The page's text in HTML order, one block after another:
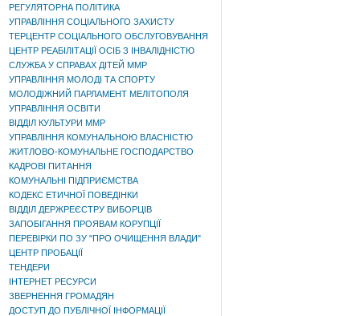
РЕГУЛЯТОРНА ПОЛІТИКА
УПРАВЛІННЯ СОЦІАЛЬНОГО ЗАХИСТУ
ТЕРЦЕНТР СОЦІАЛЬНОГО ОБСЛУГОВУВАННЯ
ЦЕНТР РЕАБІЛІТАЦІЇ ОСІБ З ІНВАЛІДНІСТЮ
СЛУЖБА У СПРАВАХ ДІТЕЙ ММР
УПРАВЛІННЯ МОЛОДІ ТА СПОРТУ
МОЛОДІЖНИЙ ПАРЛАМЕНТ МЕЛІТОПОЛЯ
УПРАВЛІННЯ ОСВІТИ
ВІДДІЛ КУЛЬТУРИ ММР
УПРАВЛІННЯ КОМУНАЛЬНОЮ ВЛАСНІСТЮ
ЖИТЛОВО-КОМУНАЛЬНЕ ГОСПОДАРСТВО
КАДРОВІ ПИТАННЯ
КОМУНАЛЬНІ ПІДПРИЄМСТВА
КОДЕКС ЕТИЧНОЇ ПОВЕДІНКИ
ВІДДІЛ ДЕРЖРЕЄСТРУ ВИБОРЦІВ
ЗАПОБІГАННЯ ПРОЯВАМ КОРУПЦІЇ
ПЕРЕВІРКИ ПО ЗУ "ПРО ОЧИЩЕННЯ ВЛАДИ"
ЦЕНТР ПРОБАЦІЇ
ТЕНДЕРИ
ІНТЕРНЕТ РЕСУРСИ
ЗВЕРНЕННЯ ГРОМАДЯН
ДОСТУП ДО ПУБЛІЧНОЇ ІНФОРМАЦІЇ